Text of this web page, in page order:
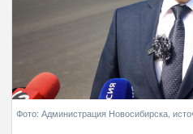
Фото: Администрация Новосибирска,